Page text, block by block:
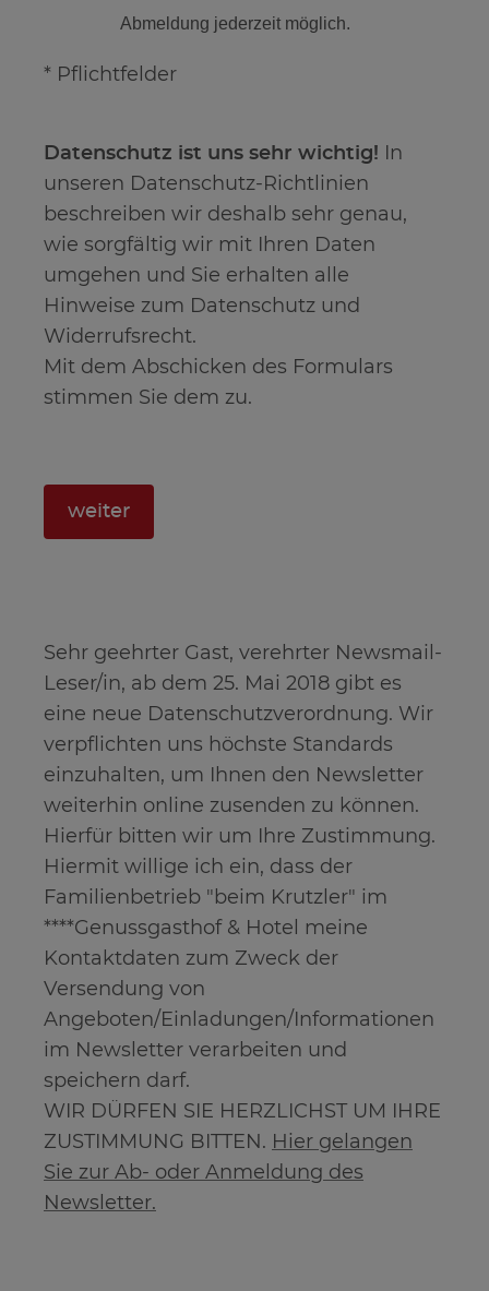
Abmeldung jederzeit möglich.
* Pflichtfelder
Datenschutz ist uns sehr wichtig! In
unseren Datenschutz-Richtlinien
beschreiben wir deshalb sehr genau,
wie sorgfältig wir mit Ihren Daten
umgehen und Sie erhalten alle
Hinweise zum Datenschutz und
Widerrufsrecht.
Mit dem Abschicken des Formulars
stimmen Sie dem zu.
Sehr geehrter Gast, verehrter Newsmail-
Leser/in, ab dem 25. Mai 2018 gibt es
eine neue Datenschutzverordnung. Wir
verpflichten uns höchste Standards
einzuhalten, um Ihnen den Newsletter
weiterhin online zusenden zu können.
Hierfür bitten wir um Ihre Zustimmung.
Hiermit willige ich ein, dass der
Familienbetrieb "beim Krutzler" im
****Genussgasthof & Hotel meine
Kontaktdaten zum Zweck der
Versendung von
Angeboten/Einladungen/Informationen
im Newsletter verarbeiten und
speichern darf.
WIR DÜRFEN SIE HERZLICHST UM IHRE
ZUSTIMMUNG BITTEN. Hier gelangen
Sie zur Ab- oder Anmeldung des
Newsletter.